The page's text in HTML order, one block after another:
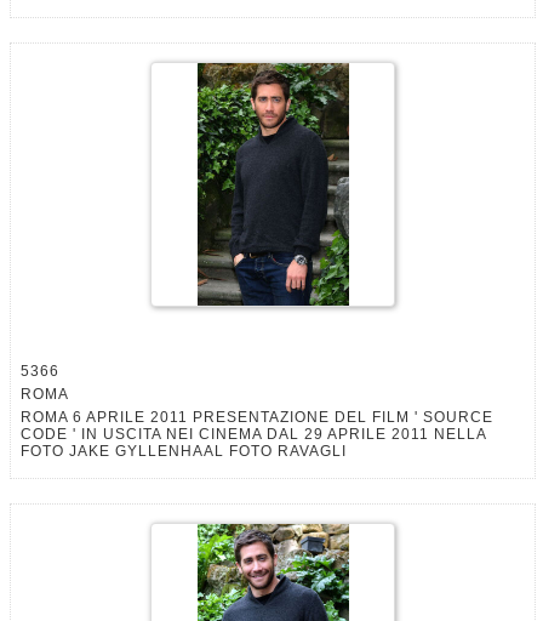
5366
ROMA
ROMA 6 APRILE 2011 PRESENTAZIONE DEL FILM ' SOURCE
CODE ' IN USCITA NEI CINEMA DAL 29 APRILE 2011 NELLA
FOTO JAKE GYLLENHAAL FOTO RAVAGLI